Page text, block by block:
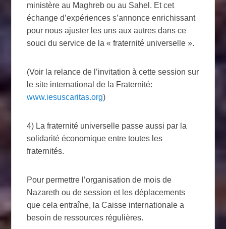
ministère au Maghreb ou au Sahel. Et cet
échange d’expériences s’annonce enrichissant
pour nous ajuster les uns aux autres dans ce
souci du service de la « fraternité universelle ».
(Voir la relance de l’invitation à cette session sur
le site international de la Fraternité:
www.iesuscaritas.org)
4) La fraternité universelle passe aussi par la
solidarité économique entre toutes les
fraternités.
Pour permettre l’organisation de mois de
Nazareth ou de session et les déplacements
que cela entraîne, la Caisse internationale a
besoin de ressources régulières.